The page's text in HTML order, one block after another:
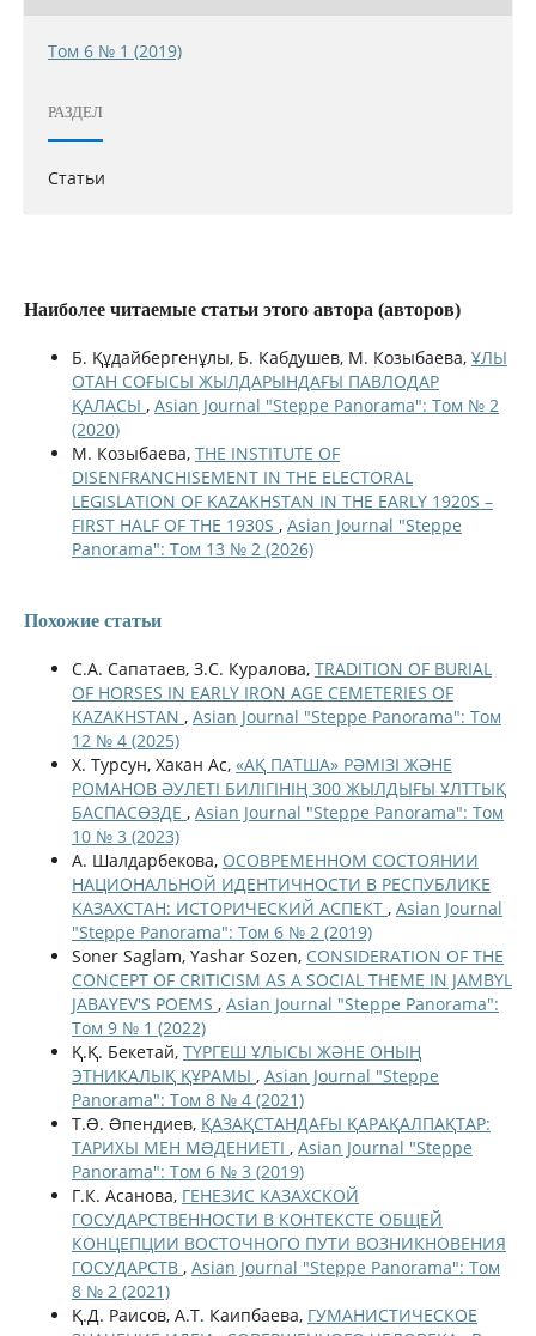
Том 6 № 1 (2019)
РАЗДЕЛ
Статьи
Наиболее читаемые статьи этого автора (авторов)
Б. Құдайбергенұлы, Б. Кабдушев, М. Козыбаева, ҰЛЫ
ОТАН СОҒЫСЫ ЖЫЛДАРЫНДАҒЫ ПАВЛОДАР
ҚАЛАСЫ , Asian Journal "Steppe Panorama": Том № 2
(2020)
М. Козыбаева, THE INSTITUTE OF
DISENFRANCHISEMENT IN THE ELECTORAL
LEGISLATION OF KAZAKHSTAN IN THE EARLY 1920S –
FIRST HALF OF THE 1930S , Asian Journal "Steppe
Panorama": Том 13 № 2 (2026)
Похожие статьи
С.А. Сапатаев, З.С. Куралова, TRADITION OF BURIAL
OF HORSES IN EARLY IRON AGE CEMETERIES OF
KAZAKHSTAN , Asian Journal "Steppe Panorama": Том
12 № 4 (2025)
Х. Турсун, Хакан Ас, «АҚ ПАТША» РӘМІЗІ ЖӘНЕ
РОМАНОВ ӘУЛЕТІ БИЛІГІНІҢ 300 ЖЫЛДЫҒЫ ҰЛТТЫҚ
БАСПАСӨЗДЕ , Asian Journal "Steppe Panorama": Том
10 № 3 (2023)
А. Шалдарбекова, ОСОВРЕМЕННОМ СОСТОЯНИИ
НАЦИОНАЛЬНОЙ ИДЕНТИЧНОСТИ В РЕСПУБЛИКЕ
КАЗАХСТАН: ИСТОРИЧЕСКИЙ АСПЕКТ , Asian Journal
"Steppe Panorama": Том 6 № 2 (2019)
Soner Saglam, Yashar Sozen, CONSIDERATION OF THE
CONCEPT OF CRITICISM AS A SOCIAL THEME IN JAMBYL
JABAYEV'S POEMS , Asian Journal "Steppe Panorama":
Том 9 № 1 (2022)
Қ.Қ. Бекетай, ТҮРГЕШ ҰЛЫСЫ ЖӘНЕ ОНЫҢ
ЭТНИКАЛЫҚ ҚҰРАМЫ , Asian Journal "Steppe
Panorama": Том 8 № 4 (2021)
Т.Ə. Əпендиев, ҚАЗАҚСТАНДАҒЫ ҚАРАҚАЛПАҚТАР:
ТАРИХЫ МЕН МƏДЕНИЕТІ , Asian Journal "Steppe
Panorama": Том 6 № 3 (2019)
Г.К. Асанова, ГЕНЕЗИС КАЗАХСКОЙ
ГОСУДАРСТВЕННОСТИ В КОНТЕКСТЕ ОБЩЕЙ
КОНЦЕПЦИИ ВОСТОЧНОГО ПУТИ ВОЗНИКНОВЕНИЯ
ГОСУДАРСТВ , Asian Journal "Steppe Panorama": Том
8 № 2 (2021)
Қ.Д. Раисов, А.Т. Каипбаева, ГУМАНИСТИЧЕСКОЕ